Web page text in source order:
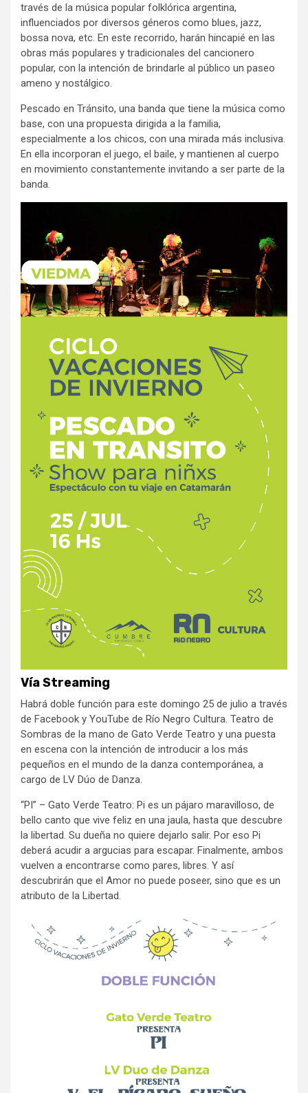
través de la música popular folklórica argentina,
influenciados por diversos géneros como blues, jazz,
bossa nova, etc. En este recorrido, harán hincapié en las
obras más populares y tradicionales del cancionero
popular, con la intención de brindarle al público un paseo
ameno y nostálgico.
Pescado en Tránsito, una banda que tiene la música como
base, con una propuesta dirigida a la familia,
especialmente a los chicos, con una mirada más inclusiva.
En ella incorporan el juego, el baile, y mantienen al cuerpo
en movimiento constantemente invitando a ser parte de la
banda.
Vía Streaming
Habrá doble función para este domingo 25 de julio a través
de Facebook y YouTube de Río Negro Cultura. Teatro de
Sombras de la mano de Gato Verde Teatro y una puesta
en escena con la intención de introducir a los más
pequeños en el mundo de la danza contemporánea, a
cargo de LV Dúo de Danza.
“PI” – Gato Verde Teatro: Pi es un pájaro maravilloso, de
bello canto que vive feliz en una jaula, hasta que descubre
la libertad. Su dueña no quiere dejarlo salir. Por eso Pi
deberá acudir a argucias para escapar. Finalmente, ambos
vuelven a encontrarse como pares, libres. Y así
descubrirán que el Amor no puede poseer, sino que es un
atributo de la Libertad.